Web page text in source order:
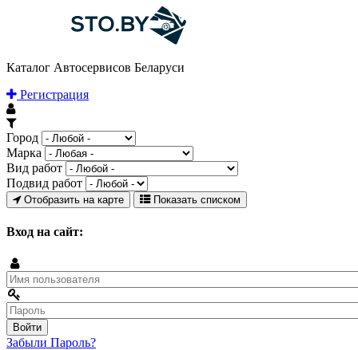
Каталог Автосервисов Беларуси
Регистрация
Город
Марка
Вид работ
Подвид работ
Отобразить на карте Показать списком
Вход на сайт:
Забыли Пароль?